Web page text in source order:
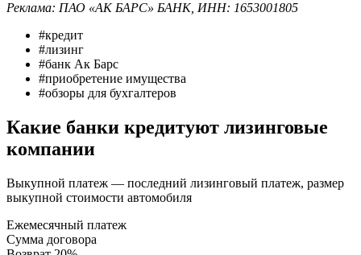
Реклама: ПАО «АК БАРС» БАНК, ИНН: 1653001805
#кредит
#лизинг
#банк Ак Барс
#приобретение имущества
#обзоры для бухгалтеров
Какие банки кредитуют лизинговые
компании
Выкупной платеж — последний лизинговый платеж, размер
выкупной стоимости автомобиля
Ежемесячный платеж
Сумма договора